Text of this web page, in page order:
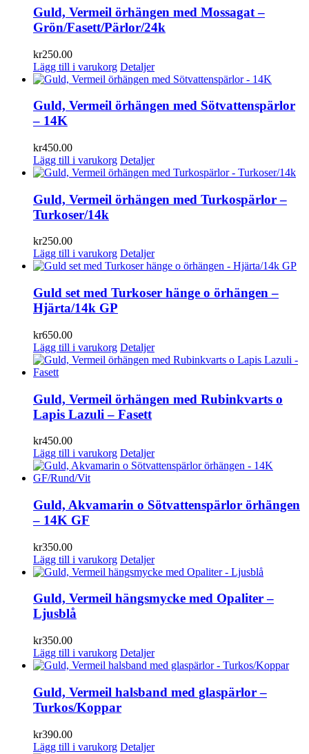
Guld, Vermeil örhängen med Mossagat –
Grön/Fasett/Pärlor/24k
kr250.00
Lägg till i varukorg Detaljer
Guld, Vermeil örhängen med Sötvattenspärlor
– 14K
kr450.00
Lägg till i varukorg Detaljer
Guld, Vermeil örhängen med Turkospärlor –
Turkoser/14k
kr250.00
Lägg till i varukorg Detaljer
Guld set med Turkoser hänge o örhängen –
Hjärta/14k GP
kr650.00
Lägg till i varukorg Detaljer
Guld, Vermeil örhängen med Rubinkvarts o
Lapis Lazuli – Fasett
kr450.00
Lägg till i varukorg Detaljer
Guld, Akvamarin o Sötvattenspärlor örhängen
– 14K GF
kr350.00
Lägg till i varukorg Detaljer
Guld, Vermeil hängsmycke med Opaliter –
Ljusblå
kr350.00
Lägg till i varukorg Detaljer
Guld, Vermeil halsband med glaspärlor –
Turkos/Koppar
kr390.00
Lägg till i varukorg Detaljer